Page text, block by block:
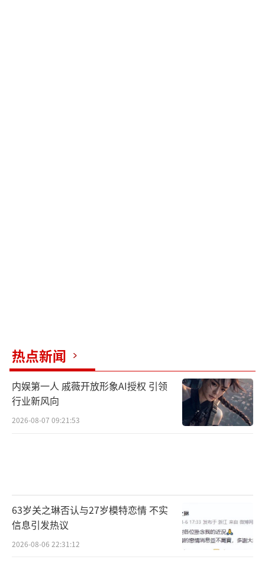
热点新闻
内娱第一人 戚薇开放形象AI授权 引领
行业新风向
2026-08-07 09:21:53
63岁关之琳否认与27岁模特恋情 不实
信息引发热议
2026-08-06 22:31:12